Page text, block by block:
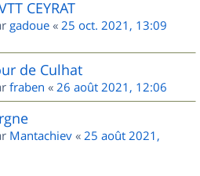
CEYRAT
gadoue « 25 oct. 2021, 13:09
de Culhat
fraben « 26 août 2021, 12:06
Mantachiev « 25 août 2021,